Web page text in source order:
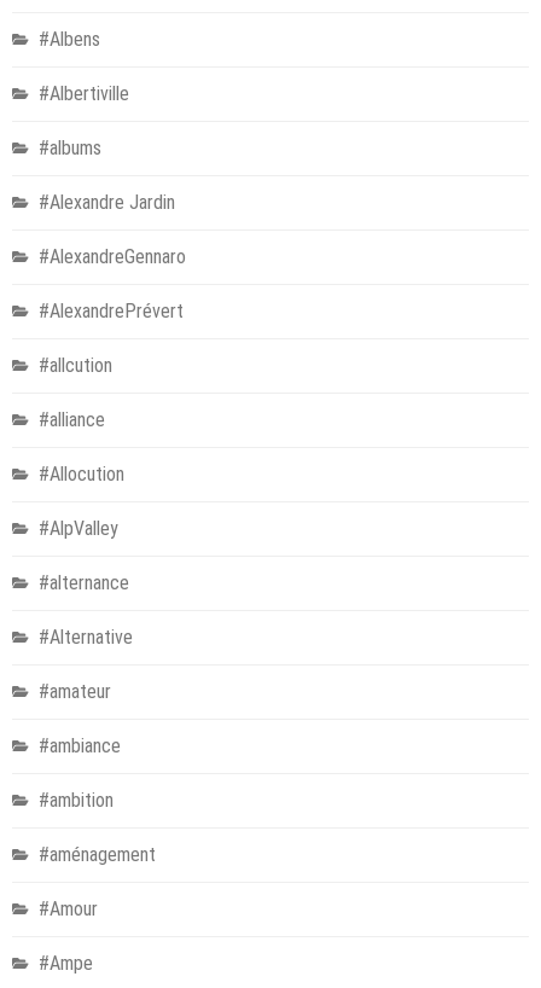
#Albens
#Albertiville
#albums
#Alexandre Jardin
#AlexandreGennaro
#AlexandrePrévert
#allcution
#alliance
#Allocution
#AlpValley
#alternance
#Alternative
#amateur
#ambiance
#ambition
#aménagement
#Amour
#Ampe